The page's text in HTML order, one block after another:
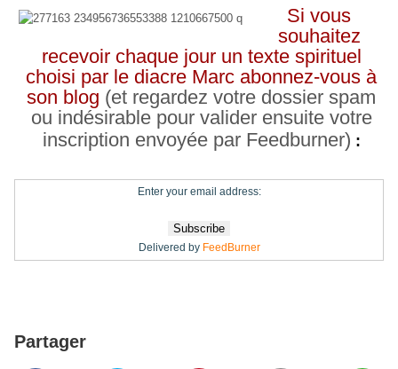
Si vous
souhaitez
recevoir chaque jour un texte spirituel
choisi par le diacre Marc abonnez-vous à
son blog (et regardez votre dossier spam
ou indésirable pour valider ensuite votre
inscription envoyée par Feedburner) :
Enter your email address:
Delivered by FeedBurner
Partager